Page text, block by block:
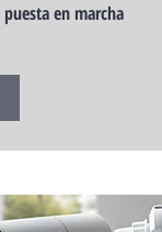
en marcha